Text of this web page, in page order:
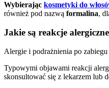
Wybierając kosmetyki do
również pod nazwą formalina,
Jakie są reakcje
Alergie i podrażnienia po
Typowymi objawami reakcji
skonsultować się z lekarzem lub